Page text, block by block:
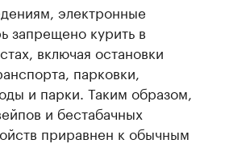
электронные
запрещено курить в
включая остановки
парковки,
и парки. Таким образом,
и бестабачных
приравнен к обычным